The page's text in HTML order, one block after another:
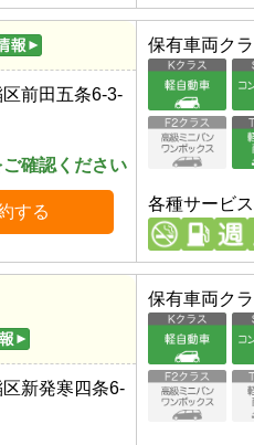
前田五条6-3-
確認ください
する
保有車両ク
各種サービス
新発寒四条6-
保有車両ク